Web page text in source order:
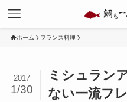
ホーム フランス料理
ミシュラン
ない一流フ
2017
1/30